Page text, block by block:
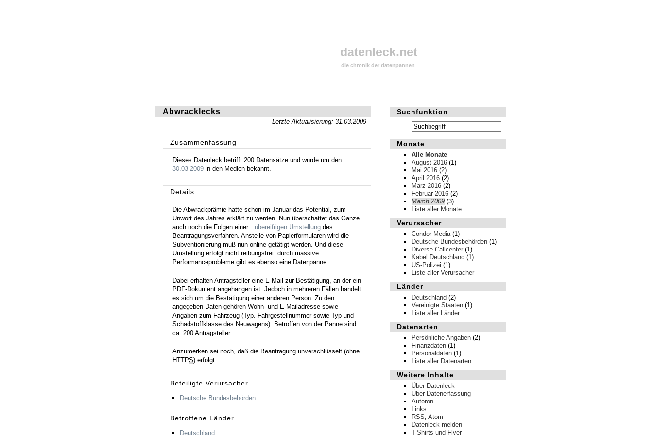
datenleck.net
die chronik der datenpannen
Suchfunktion
Monate
Alle Monate
August 2016 (1)
Mai 2016 (2)
April 2016 (2)
März 2016 (2)
Februar 2016 (2)
March 2009 (3)
Liste aller Monate
Verursacher
Condor Media(1)
Deutsche Bundesbehörden (1)
Diverse Callcenter (1)
Kabel Deutschland (1)
US-Polizei (1)
Liste aller Verursacher
Länder
Deutschland (2)
Vereinigte Staaten (1)
Liste aller Länder
Datenarten
Persönliche Angaben (2)
Finanzdaten (1)
Personaldaten (1)
Liste aller Datenarten
Weitere Inhalte
Über Datenleck
Über Datenerfassung
Autoren
Links
RSS, Atom
Datenleck melden
T-Shirts und Flyer
Abwracklecks
Letzte Aktualisierung: 31.03.2009
Zusammenfassung
Dieses Datenleck betrifft 200 Datensätze und wurde um den
30.03.2009in den Medien bekannt.
Details
Die Abwrackprämie hatte schon im Januar das Potential, zum
Unwort des Jahres erklärt zu werden. Nun überschattet das Ganze
auch noch die Folgen einer
übereifrigen Umstellungdes
Beantragungsverfahren. Anstelle von Papierformularen wird die
Subventionierung muß nun online getätigt werden. Und diese
Umstellung erfolgt nicht reibungsfrei: durch massive
Performanceprobleme gibt es ebenso eine Datenpanne.
Dabei erhalten Antragsteller eine E-Mail zur Bestätigung, an der ein
PDF-Dokument angehangen ist. Jedoch in mehreren Fällen handelt
es sich um die Bestätigung einer anderen Person. Zu den
angegeben Daten gehören Wohn- und E-Mailadresse sowie
Angaben zum Fahrzeug (Typ, Fahrgestellnummer sowie Typ und
Schadstoffklasse des Neuwagens). Betroffen von der Panne sind
ca. 200 Antragsteller.
Anzumerken sei noch, daß die Beantragung unverschlüsselt (ohne
HTTPS) erfolgt.
Beteiligte Verursacher
Deutsche Bundesbehörden
Betroffene Länder
Deutschland